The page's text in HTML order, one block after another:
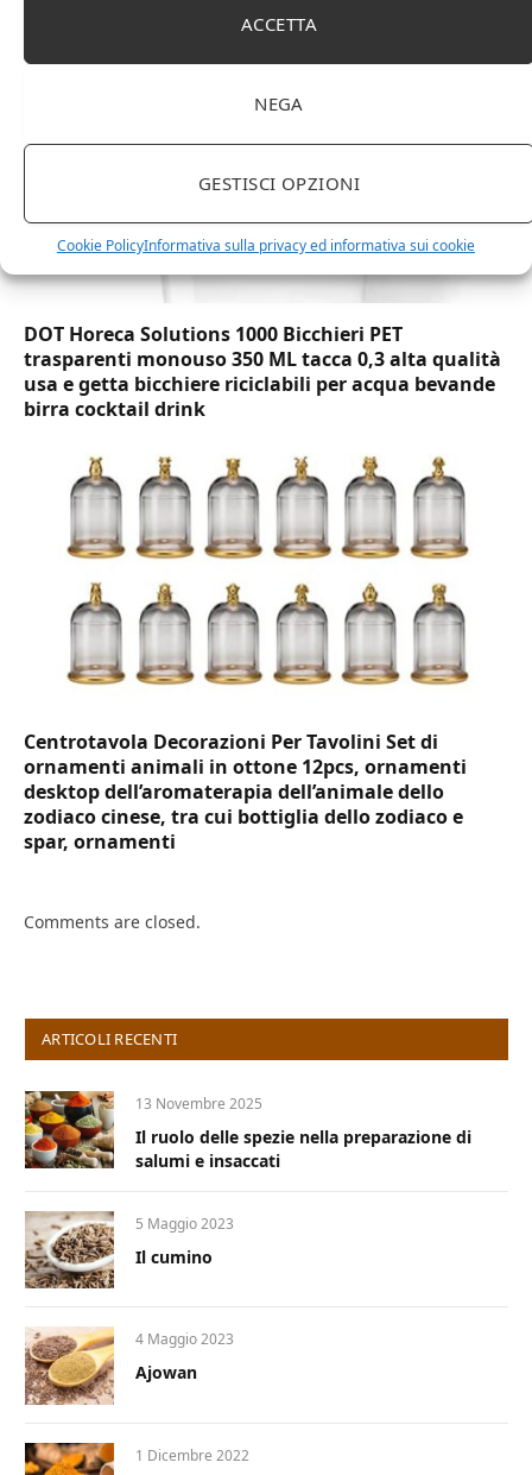
ACCETTA
NEGA
GESTISCI OPZIONI
Cookie PolicyInformativa sulla privacy ed informativa sui cookie
DOT Horeca Solutions 1000 Bicchieri PET
trasparenti monouso 350 ML tacca 0,3 alta qualità
usa e getta bicchiere riciclabili per acqua bevande
birra cocktail drink
Centrotavola Decorazioni Per Tavolini Set di
ornamenti animali in ottone 12pcs, ornamenti
desktop dell’aromaterapia dell’animale dello
zodiaco cinese, tra cui bottiglia dello zodiaco e
spar, ornamenti
Comments are closed.
ARTICOLI RECENTI
13 Novembre 2025
Il ruolo delle spezie nella preparazione di
salumi e insaccati
5 Maggio 2023
Il cumino
4 Maggio 2023
Ajowan
1 Dicembre 2022